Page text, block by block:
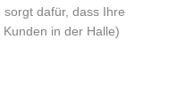
sorgt dafür, dass Ihre
in der Halle)